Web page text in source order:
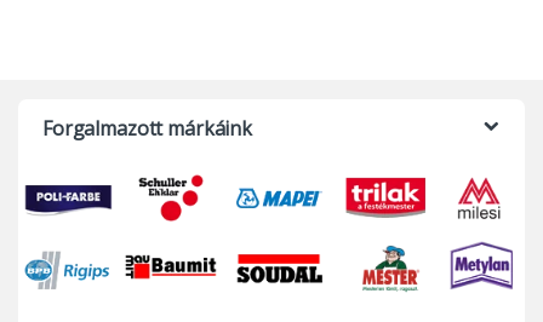
Forgalmazott márkáink